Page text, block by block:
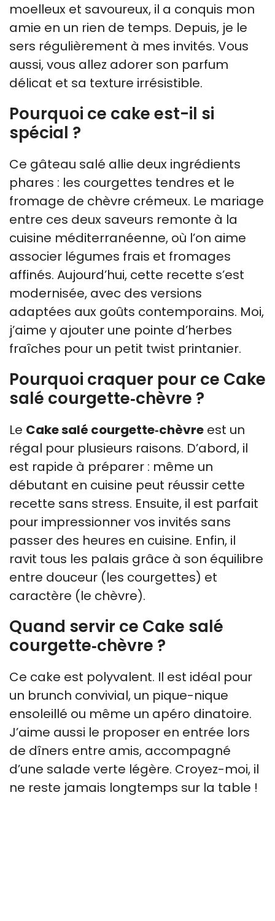
moelleux et savoureux, il a conquis mon
amie en un rien de temps. Depuis, je le
sers régulièrement à mes invités. Vous
aussi, vous allez adorer son parfum
délicat et sa texture irrésistible.
Pourquoi ce cake est-il si
spécial ?
Ce gâteau salé allie deux ingrédients
phares : les courgettes tendres et le
fromage de chèvre crémeux. Le mariage
entre ces deux saveurs remonte à la
cuisine méditerranéenne, où l’on aime
associer légumes frais et fromages
affinés. Aujourd’hui, cette recette s’est
modernisée, avec des versions
adaptées aux goûts contemporains. Moi,
j’aime y ajouter une pointe d’herbes
fraîches pour un petit twist printanier.
Pourquoi craquer pour ce Cake
salé courgette‑chèvre ?
Le Cake salé courgette‑chèvre est un
régal pour plusieurs raisons. D’abord, il
est rapide à préparer : même un
débutant en cuisine peut réussir cette
recette sans stress. Ensuite, il est parfait
pour impressionner vos invités sans
passer des heures en cuisine. Enfin, il
ravit tous les palais grâce à son équilibre
entre douceur (les courgettes) et
caractère (le chèvre).
Quand servir ce Cake salé
courgette‑chèvre ?
Ce cake est polyvalent. Il est idéal pour
un brunch convivial, un pique-nique
ensoleillé ou même un apéro dinatoire.
J’aime aussi le proposer en entrée lors
de dîners entre amis, accompagné
d’une salade verte légère. Croyez-moi, il
ne reste jamais longtemps sur la table !